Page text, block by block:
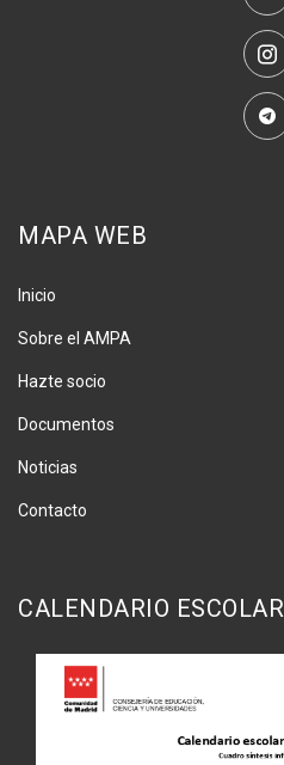
MAPA WEB
Inicio
Sobre el AMPA
Hazte socio
Documentos
Noticias
Contacto
CALENDARIO ESCOLAR